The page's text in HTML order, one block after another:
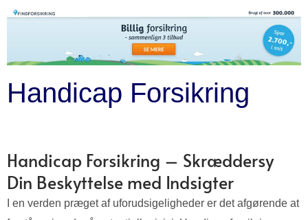
Handicap Forsikring
Handicap Forsikring – Skræddersy
Din Beskyttelse med Indsigter
I en verden præget af uforudsigeligheder er det afgørende at